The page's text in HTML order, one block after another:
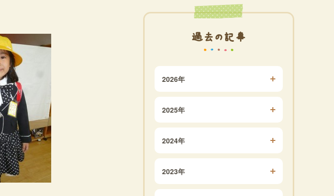
過去の記事
2026年
2025年
2024年
2023年